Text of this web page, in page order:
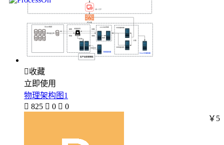
收藏
立即使用
物理架构图1
 825  0  0
￥5